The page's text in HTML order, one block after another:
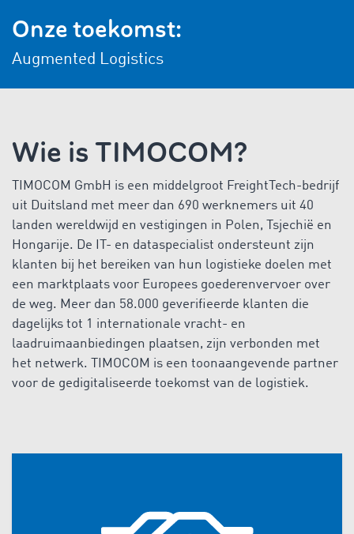
Onze toekomst:
Augmented Logistics
Wie is TIMOCOM?
TIMOCOM GmbH is een middelgroot FreightTech-bedrijf
uit Duitsland met meer dan 690 werknemers uit 40
landen wereldwijd en vestigingen in Polen, Tsjechië en
Hongarije. De IT- en dataspecialist ondersteunt zijn
klanten bij het bereiken van hun logistieke doelen met
een marktplaats voor Europees goederenvervoer over
de weg. Meer dan 58.000 geverifieerde klanten die
dagelijks tot 1 internationale vracht- en
laadruimaanbiedingen plaatsen, zijn verbonden met
het netwerk. TIMOCOM is een toonaangevende partner
voor de gedigitaliseerde toekomst van de logistiek.